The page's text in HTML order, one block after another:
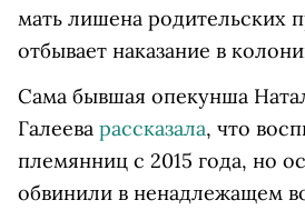
мать лишена родительских
отбывает наказание в
Сама бывшая опекунша
Галеева рассказала, что
племянниц с 2015 года, но
обвинили в ненадлежащем